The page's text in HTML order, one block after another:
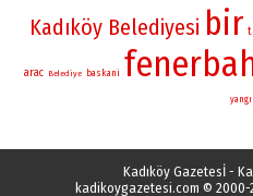
Kadıköy Belediyesi bir
arac Belediye baskani
Kadıköy Gazetesİ -
kadikoygazetesi.com © 2000-